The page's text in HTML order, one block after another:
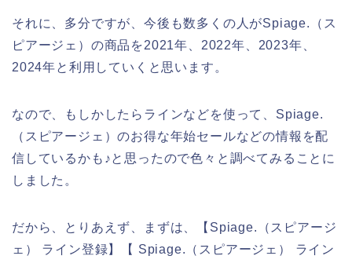
それに、多分ですが、今後も数多くの人がSpiage.（ス
ピアージェ）の商品を2021年、2022年、2023年、
2024年と利用していくと思います。
なので、もしかしたらラインなどを使って、Spiage.
（スピアージェ）のお得な年始セールなどの情報を配
信しているかも♪と思ったので色々と調べてみることに
しました。
だから、とりあえず、まずは、【Spiage.（スピアージ
ェ） ライン登録】【 Spiage.（スピアージェ） ライン